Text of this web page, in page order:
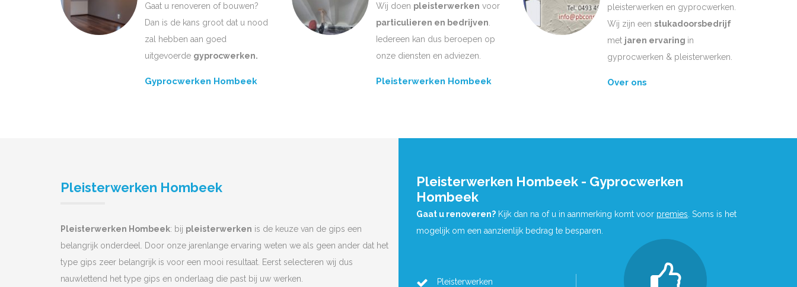
Gaat u renoveren of bouwen?
Dan is de kans groot dat u nood
zal hebben aan goed
uitgevoerde gyprocwerken.
Gyprocwerken Hombeek
Wij doen pleisterwerken voor
particulieren en bedrijven
Iedereen kan dus beroepen op
onze diensten en adviezen.
Pleisterwerken Hombeek
pleisterwerken en gyprocwerken.
Wij zijn een stukadoorsbedrijf
met jaren ervaring in
gyprocwerken & pleisterwerken.
Over ons
Pleisterwerken Hombeek
Pleisterwerken Hombeek: bij pleisterwerken is de keuze van de gips een
belangrijk onderdeel. Door onze jarenlange ervaring weten we als geen ander dat het
type gips zeer belangrijk is voor een mooi resultaat. Eerst selecteren wij dus
nauwlettend het type gips en onderlaag die past bij uw werken.
Pleisterwerken Hombeek - Gyprocwerken
Hombeek
Gaat u renoveren? Kijk dan na of u in aanmerking komt voor premies . Soms is het
mogelijk om een aanzienlijk bedrag te besparen.
Pleisterwerken